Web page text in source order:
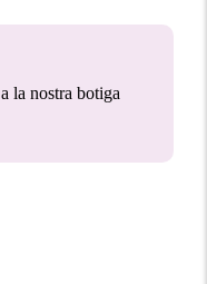
a la nostra botiga